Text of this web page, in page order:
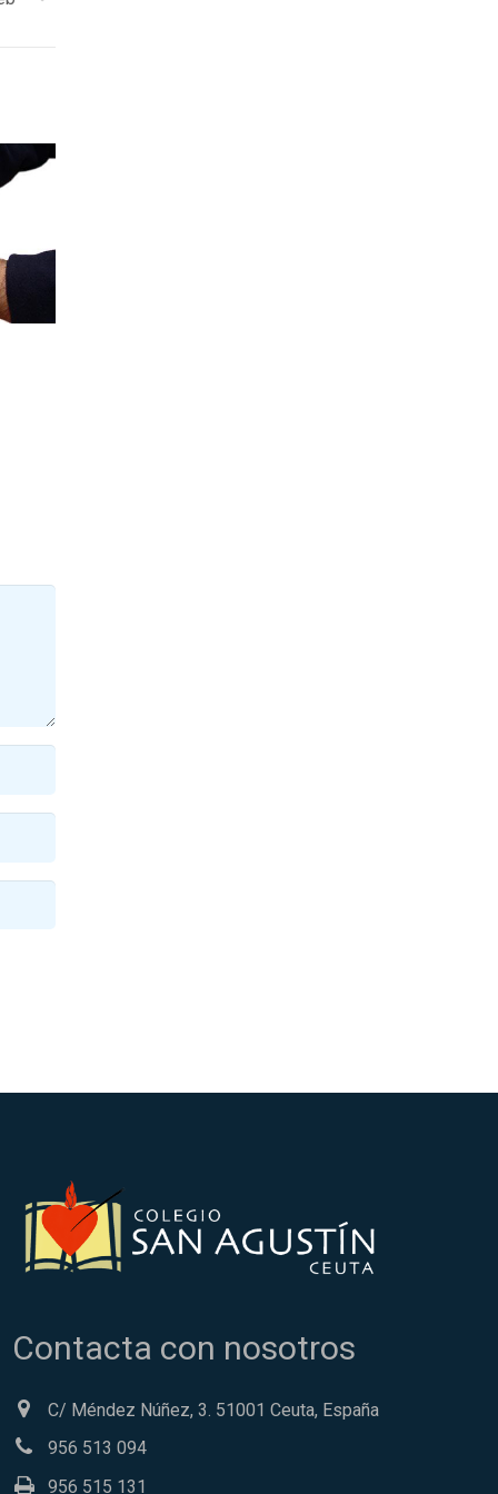
Contacta con nosotros
C/ Méndez Núñez, 3. 51001 Ceuta, España
956 513 094
956 515 131